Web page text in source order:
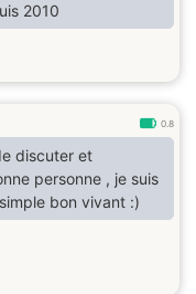
2010
0.8
discuter et
personne , je suis
bon vivant :)